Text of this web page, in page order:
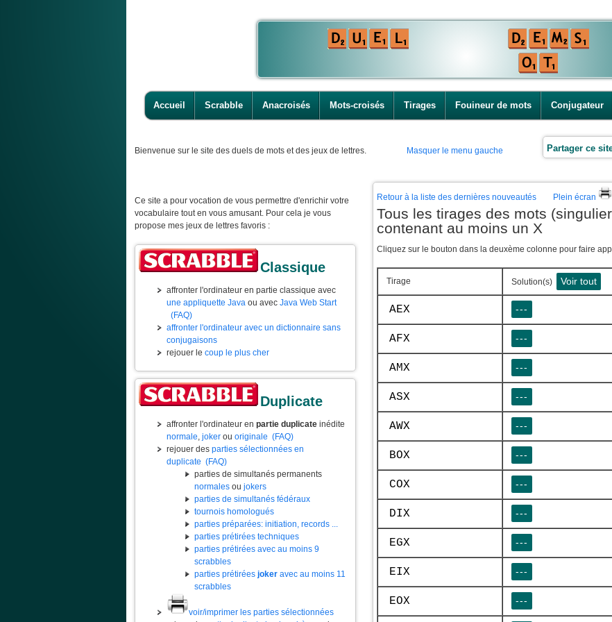
Accueil Scrabble Anacroisés Mots-croisés Tirages Fouineur de mots Conjugateur
Bienvenue sur le site des duels de mots et des jeux de lettres. Masquer le menu gauche Partager ce
Ce site a pour vocation de vous permettre d'enrichir votre
vocabulaire tout en vous amusant. Pour cela je vous
propose mes jeux de lettres favoris :
Classique
affronter l'ordinateur en partie classique avec
une appliquette Java ou avec Java Web Start
(FAQ)
affronter l'ordinateur avec un dictionnaire sans
conjugaisons
rejouer le coup le plus cher
Duplicate
affronter l'ordinateur en partie duplicate inédite
normale, joker ou originale (FAQ)
rejouer des parties sélectionnées en
duplicate (FAQ)
parties de simultanés permanents
normales ou jokers
parties de simultanés fédéraux
tournois homologués
parties préparées: initiation, records ...
parties prétirées techniques
parties prétirées avec au moins 9
scrabbles
parties prétirées joker avec au moins 11
scrabbles
voir/imprimer les parties sélectionnées
Retour à la liste des dernières nouveautés Plein écran
Tous les tirages des mots
contenant au moins un X
Cliquez sur le bouton dans la deuxème colonne pour faire
Tirage Solution(s) Voir tout
AEX ---
AFX ---
AMX ---
ASX ---
AWX ---
BOX ---
COX ---
DIX ---
EGX ---
EIX ---
EOX ---